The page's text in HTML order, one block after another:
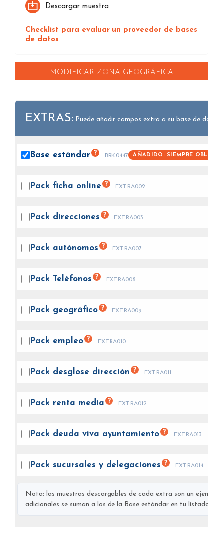
Descargar muestra
Checklist para evaluar un proveedor de bases
de datos
MODIFICAR ZONA GEOGRÁFICA
EXTRAS: Puede añadir campos extra a su base de datos.
Base estándar ? BRK0447 AÑADIDO: SIEMPRE
Pack ficha online ? EXTRA002
Pack direcciones ? EXTRA003
Pack autónomos ? EXTRA007
Pack Teléfonos ? EXTRA008
Pack geográfico ? EXTRA009
Pack empleo ? EXTRA010
Pack desglose dirección ? EXTRA011
Pack renta media ? EXTRA012
Pack deuda viva ayuntamiento ? EXTRA013
Pack sucursales y delegaciones ? EXTRA014
Nota: las muestras descargables de cada extra son un
adicionales se suman a los de la Base estándar en tu listado